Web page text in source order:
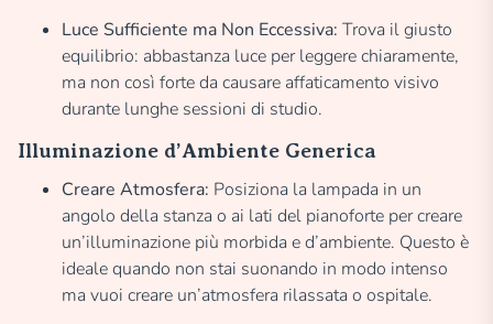
Luce Sufficiente ma Non Eccessiva: Trova il giusto
equilibrio: abbastanza luce per leggere chiaramente,
ma non così forte da causare affaticamento visivo
durante lunghe sessioni di studio.
Illuminazione d’Ambiente Generica
Creare Atmosfera: Posiziona la lampada in un
angolo della stanza o ai lati del pianoforte per creare
un’illuminazione più morbida e d’ambiente. Questo è
ideale quando non stai suonando in modo intenso
ma vuoi creare un’atmosfera rilassata o ospitale.